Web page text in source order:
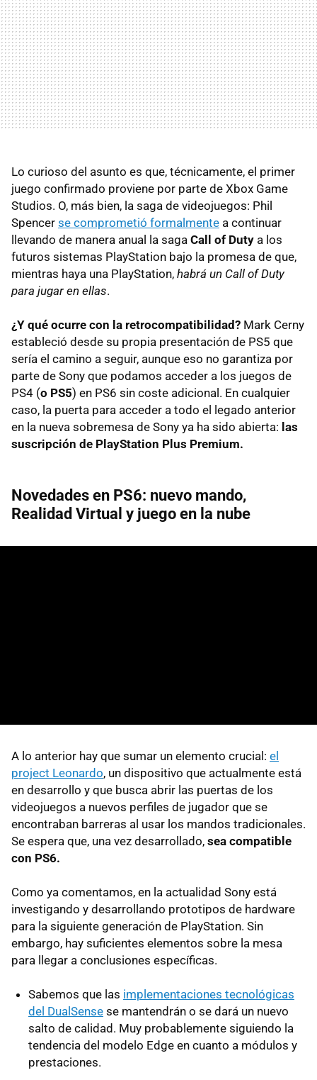
Lo curioso del asunto es que, técnicamente, el primer
juego confirmado proviene por parte de Xbox Game
Studios. O, más bien, la saga de videojuegos: Phil
Spencer se comprometió formalmente a continuar
llevando de manera anual la saga Call of Duty a los
futuros sistemas PlayStation bajo la promesa de que,
mientras haya una PlayStation, habrá un Call of Duty
para jugar en ellas.
¿Y qué ocurre con la retrocompatibilidad? Mark Cerny
estableció desde su propia presentación de PS5 que
sería el camino a seguir, aunque eso no garantiza por
parte de Sony que podamos acceder a los juegos de
PS4 (o PS5) en PS6 sin coste adicional. En cualquier
caso, la puerta para acceder a todo el legado anterior
en la nueva sobremesa de Sony ya ha sido abierta: las
suscripción de PlayStation Plus Premium.
Novedades en PS6: nuevo mando,
Realidad Virtual y juego en la nube
A lo anterior hay que sumar un elemento crucial: el
project Leonardo, un dispositivo que actualmente está
en desarrollo y que busca abrir las puertas de los
videojuegos a nuevos perfiles de jugador que se
encontraban barreras al usar los mandos tradicionales.
Se espera que, una vez desarrollado, sea compatible
con PS6.
Como ya comentamos, en la actualidad Sony está
investigando y desarrollando prototipos de hardware
para la siguiente generación de PlayStation. Sin
embargo, hay suficientes elementos sobre la mesa
para llegar a conclusiones específicas.
Sabemos que las implementaciones tecnológicas
del DualSense se mantendrán o se dará un nuevo
salto de calidad. Muy probablemente siguiendo la
tendencia del modelo Edge en cuanto a módulos y
prestaciones.